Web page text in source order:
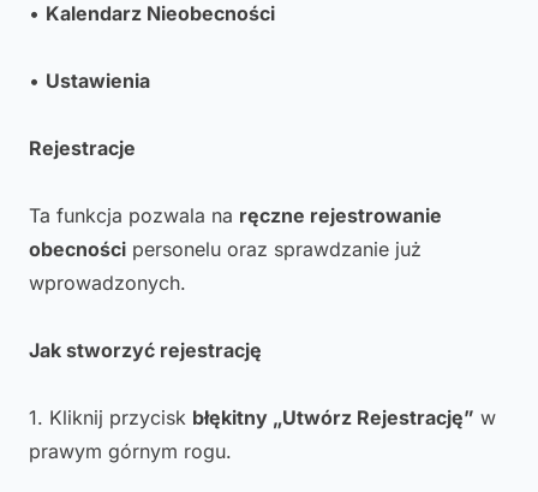
• Kalendarz Nieobecności
• Ustawienia
Rejestracje
Ta funkcja pozwala na ręczne rejestrowanie
obecności personelu oraz sprawdzanie już
wprowadzonych.
Jak stworzyć rejestrację
1. Kliknij przycisk błękitny „Utwórz Rejestrację” w
prawym górnym rogu.